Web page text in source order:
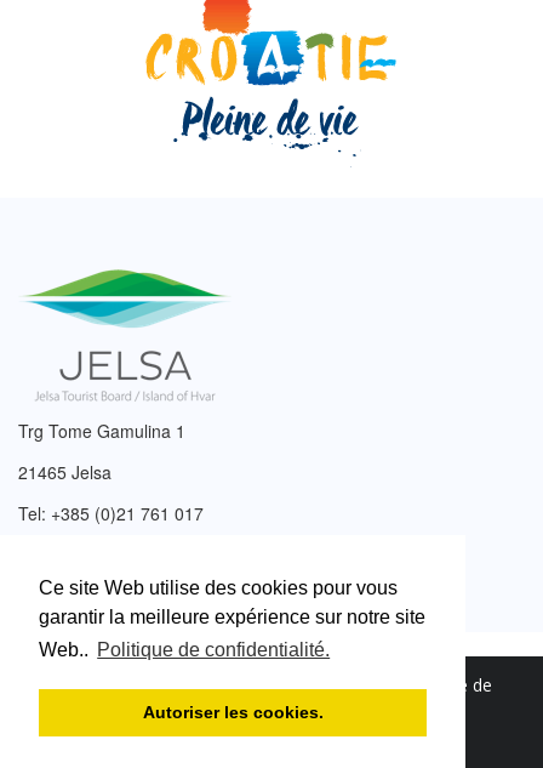
Ce site Web utilise des cookies pour vous
garantir la meilleure expérience sur notre site
Web.. Politique de confidentialité.
Autoriser les cookies.
Trg Tome Gamulina 1
21465 Jelsa
Tel: +385 (0)21 761 017
2003. – 2026. © Office de tourisme de Jelsa.Politique de
confidentialité